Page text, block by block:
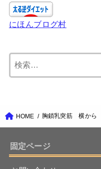
にほんブログ村
HOME 胸鎖乳突筋 横から
固定ページ